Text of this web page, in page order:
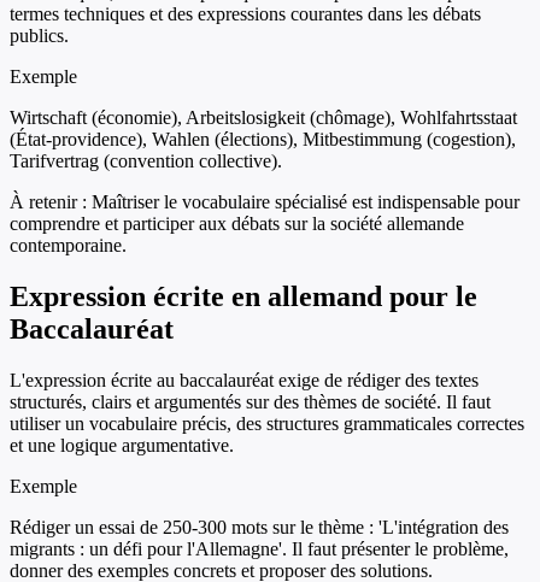
termes techniques et des expressions courantes dans les débats
publics.
Exemple
Wirtschaft (économie), Arbeitslosigkeit (chômage), Wohlfahrtsstaat
(État-providence), Wahlen (élections), Mitbestimmung (cogestion),
Tarifvertrag (convention collective).
À retenir : Maîtriser le vocabulaire spécialisé est indispensable pour
comprendre et participer aux débats sur la société allemande
contemporaine.
Expression écrite en allemand pour le
Baccalauréat
L'expression écrite au baccalauréat exige de rédiger des textes
structurés, clairs et argumentés sur des thèmes de société. Il faut
utiliser un vocabulaire précis, des structures grammaticales correctes
et une logique argumentative.
Exemple
Rédiger un essai de 250-300 mots sur le thème : 'L'intégration des
migrants : un défi pour l'Allemagne'. Il faut présenter le problème,
donner des exemples concrets et proposer des solutions.